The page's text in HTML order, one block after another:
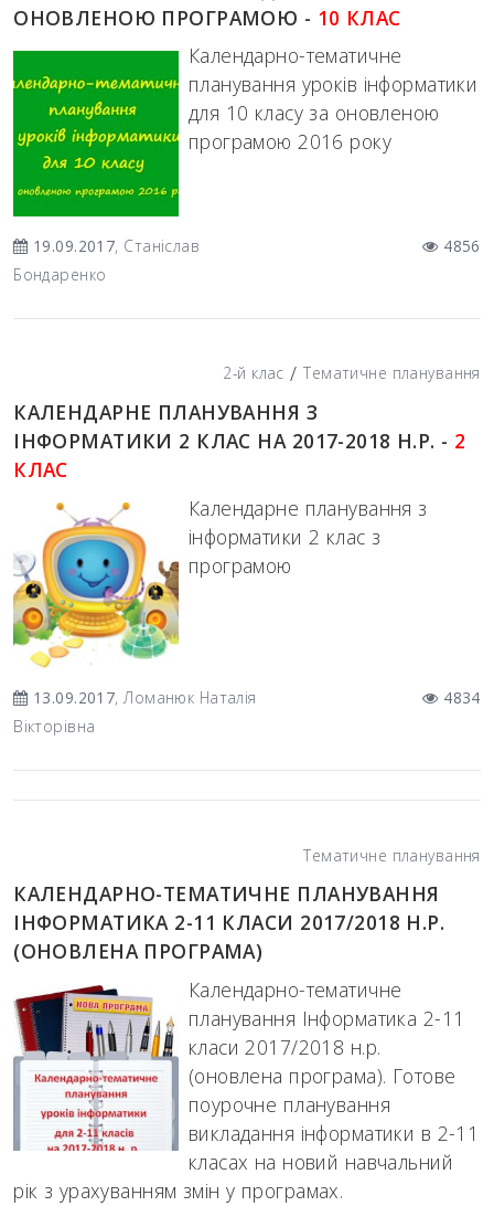
ОНОВЛЕНОЮ ПРОГРАМОЮ - 10 КЛАС
Календарно-тематичне
планування уроків інформатики
для 10 класу за оновленою
програмою 2016 року
19.09.2017, Станіслав
Бондаренко
4856
2-й клас / Тематичне планування
КАЛЕНДАРНЕ ПЛАНУВАННЯ З
ІНФОРМАТИКИ 2 КЛАС НА 2017-2018 Н.Р. - 2
КЛАС
Календарне планування з
інформатики 2 клас з
програмою
13.09.2017, Ломанюк Наталія
Вікторівна
4834
Тематичне планування
КАЛЕНДАРНО-ТЕМАТИЧНЕ ПЛАНУВАННЯ
ІНФОРМАТИКА 2-11 КЛАСИ 2017/2018 Н.Р.
(ОНОВЛЕНА ПРОГРАМА)
Календарно-тематичне
планування Інформатика 2-11
класи 2017/2018 н.р.
(оновлена програма). Готове
поурочне планування
викладання інформатики в 2-11
класах на новий навчальний
рік з урахуванням змін у програмах.